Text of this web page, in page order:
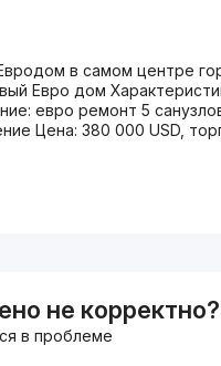
в самом центре
Евро дом
евро ремонт 5
Цена: 380 000 USD,
не корректно?
в проблеме